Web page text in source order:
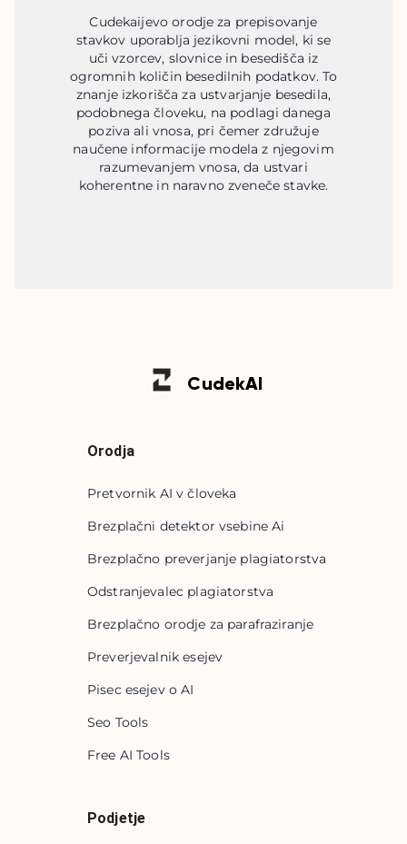
Cudekaijevo orodje za prepisovanje
stavkov uporablja jezikovni model, ki se
uči vzorcev, slovnice in besedišča iz
ogromnih količin besedilnih podatkov. To
znanje izkorišča za ustvarjanje besedila,
podobnega človeku, na podlagi danega
poziva ali vnosa, pri čemer združuje
naučene informacije modela z njegovim
razumevanjem vnosa, da ustvari
koherentne in naravno zveneče stavke.
CudekAI
Orodja
Pretvornik AI v človeka
Brezplačni detektor vsebine Ai
Brezplačno preverjanje plagiatorstva
Odstranjevalec plagiatorstva
Brezplačno orodje za parafraziranje
Preverjevalnik esejev
Pisec esejev o AI
Seo Tools
Free AI Tools
Podjetje